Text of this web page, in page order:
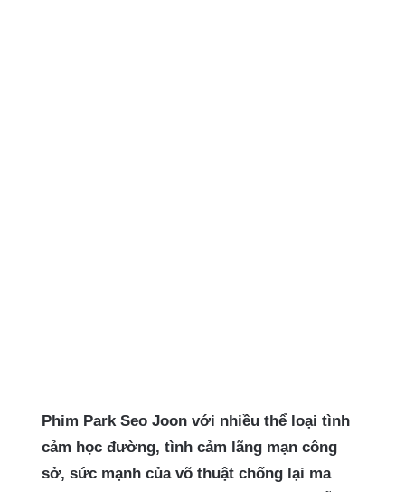
Phim Park Seo Joon với nhiều thể loại tình
cảm học đường, tình cảm lãng mạn công
sở, sức mạnh của võ thuật chống lại ma